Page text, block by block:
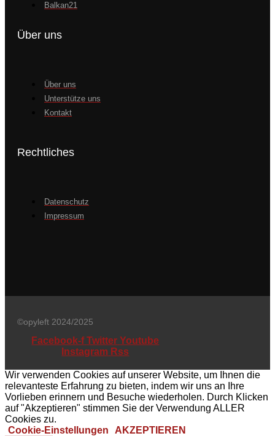
Balkan21
Über uns
Über uns
Unterstütze uns
Kontakt
Rechtliches
Datenschutz
Impressum
©opyleft 2024/2025
Facebook-f Twitter Youtube
Instagram Rss
Wir verwenden Cookies auf unserer Website, um Ihnen die
relevanteste Erfahrung zu bieten, indem wir uns an Ihre
Vorlieben erinnern und Besuche wiederholen. Durch Klicken
auf "Akzeptieren" stimmen Sie der Verwendung ALLER
Cookies zu.
Cookie-Einstellungen
AKZEPTIEREN